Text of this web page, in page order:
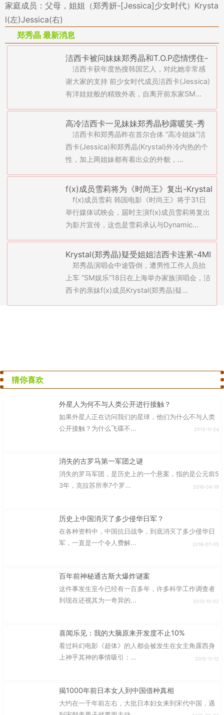
家庭成员：父母，姐姐（郑秀妍-[Jessica]少女时代）Krysta
l(左)Jessica(右)
郑秀晶 最新消息
洁西卡被问妹妹郑秀晶和T.O.P恋情愣住-
李弘基扮充气娃娃(图)
洁西卡获年度热搜韩国艺人，对此她非常感
谢大家的支持 前少女时代成员洁西卡(Jessica)
有洋娃娃般的精致外表，自离开前东家SM...
高冷洁西卡一见妹妹郑秀晶秒露暖笑-秀
智宣传《桃李花歌》遭批
洁西卡和郑秀晶昨在首尔合体 “高冷姐妹”洁
西卡(Jessica)和郑秀晶(Krystal)外冷内热的个
性，加上两姐妹都有着出众的外貌，...
f(x)成员雪莉将为《时尚王》复出-Krystal
(郑秀晶)新戏被骂(图)
f(x)成员雪莉 韩国电影《时尚王》将于31日
举行媒体试映会，届时主演f(x)成员雪莉将复出
为影片宣传，这也是雪莉承认与Dynamic...
Krystal(郑秀晶)疑受姐姐洁西卡连累-4MI
NUTE取消活动哀16亡(图)
郑秀晶演唱会中途昏倒，遭男性工作人员抬
上车 “SM娱乐”18日在上海举办家族演唱会，洁
西卡的亲妹f(x)成员Krystal(郑秀晶)疑...
猜你喜欢
外星人为何不与人类公开进行接触？
如果外星人正在访问我们的星球，他们为什么不与人类
公开接触？为什么飞碟不...
2013-11-24
消失的古罗马第一军团之谜
消失的罗马军团，是历史上的一个悬案，指的是公元前5
3年，克拉苏所率7个罗...
2016-04-19
历史上中国消灭了多少侵华日军？
在各种资料中，中国抗日战争，到底消灭了多少侵华日
军，一直是一个令人费解...
2016-07-05
百年前神秘通古斯大爆炸谜案
这件事发生至今已经有一百多年，许多科学工作调查者
到现在还视其为一奇异的...
2013-10-02
喜闻乐见：我的大脑原来开发度不止10%
看过科幻电影《超体》的人都会被发生在女主角露西身
上神乎其神的事情吸引：...
2015-11-12
揭1000年前日本女人到中国借种真相
大约在一千年前左右，大批日本妇女来到宋代中国，遇